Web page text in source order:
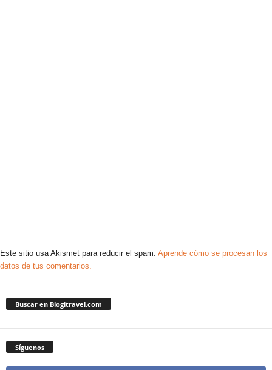
Este sitio usa Akismet para reducir el spam. Aprende cómo se procesan los
datos de tus comentarios.
Buscar en Blogitravel.com
Síguenos